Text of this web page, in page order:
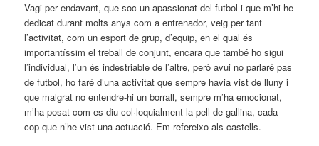
Vagi per endavant, que soc un apassionat del futbol i que m’hi he
dedicat durant molts anys com a entrenador, veig per tant
l’activitat, com un esport de grup, d’equip, en el qual és
importantíssim el treball de conjunt, encara que també ho sigui
l’individual, l’un és indestriable de l’altre, però avui no parlaré pas
de futbol, ho faré d’una activitat que sempre havia vist de lluny i
que malgrat no entendre-hi un borrall, sempre m’ha emocionat,
m’ha posat com es diu col·loquialment la pell de gallina, cada
cop que n’he vist una actuació. Em refereixo als castells.